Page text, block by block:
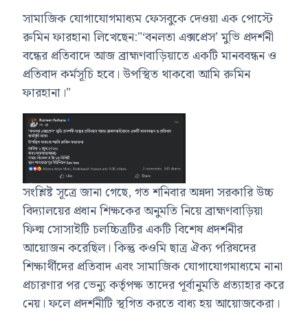
সামাজিক যোগাযোগমাধ্যম ফেসবুকে দেওয়া এক পোস্টে
রুমিন ফারহানা লিখেছেন:"‘বনলতা এক্সপ্রেস’ মুভি প্রদর্শনী
বন্ধের প্রতিবাদে আজ ব্রাহ্মণবাড়িয়াতে একটি মানববন্ধন ও
প্রতিবাদ কর্মসূচি হবে। উপস্থিত থাকবো আমি রুমিন
ফারহানা।"
সংশ্লিষ্ট সূত্রে জানা গেছে, গত শনিবার অন্নদা সরকারি উচ্চ
বিদ্যালয়ের প্রধান শিক্ষকের অনুমতি নিয়ে ব্রাহ্মণবাড়িয়া
ফিল্ম সোসাইটি চলচ্চিত্রটির একটি বিশেষ প্রদর্শনীর
আয়োজন করেছিল। কিন্তু কওমি ছাত্র ঐক্য পরিষদের
শিক্ষার্থীদের প্রতিবাদ এবং সামাজিক যোগাযোগমাধ্যমে নানা
প্রচারণার পর ভেন্যু কর্তৃপক্ষ তাদের পূর্বানুমতি প্রত্যাহার করে
নেয়। ফলে প্রদর্শনীটি স্থগিত করতে বাধ্য হয় আয়োজকেরা।